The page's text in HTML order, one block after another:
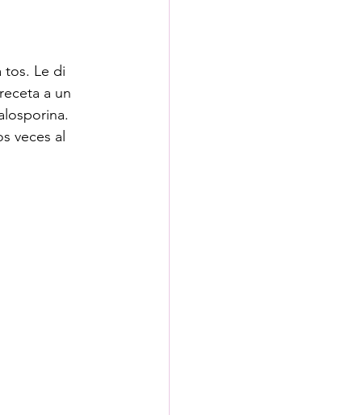
tos. Le di
a un
veces al